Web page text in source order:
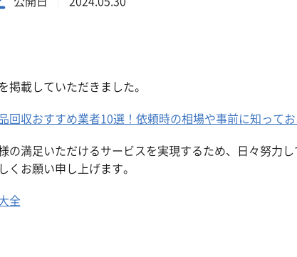
掲載していただきました。
回収おすすめ業者10選！依頼時の相場や事前に知って
の満足いただけるサービスを実現するため、日々努力し
くお願い申し上げます。
全